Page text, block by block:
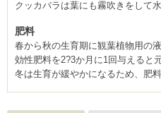
クッカバラは葉にも霧吹きをして
肥料
春から秋の生育期に観葉植物用の
効性肥料を2?3か月に1回与えると
冬は生育が緩やかになるため、肥